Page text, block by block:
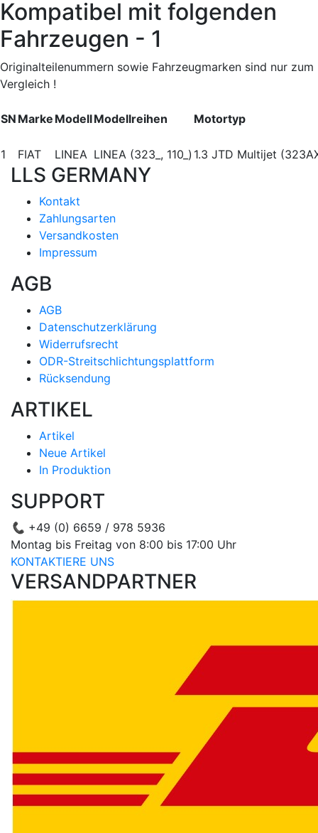
Kompatibel mit folgenden
Fahrzeugen - 1
Originalteilenummern sowie Fahrzeugmarken sind nur zum
Vergleich !
SN Marke ModellModellreihen Motortyp
1 FIAT LINEA LINEA (323_, 110_) 1.3 JTD Multijet
LLS GERMANY
Kontakt
Zahlungsarten
Versandkosten
Impressum
AGB
AGB
Datenschutzerklärung
Widerrufsrecht
ODR-Streitschlichtungsplattform
Rücksendung
ARTIKEL
Artikel
Neue Artikel
In Produktion
SUPPORT
📞 +49 (0) 6659 / 978 5936
Montag bis Freitag von 8:00 bis 17:00 Uhr
KONTAKTIERE UNS
VERSANDPARTNER